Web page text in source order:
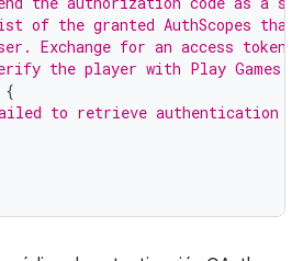
of the granted AuthScopes that
Exchange for an access token.
the player with Play Games
{
to retrieve authentication